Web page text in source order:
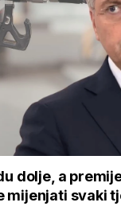
dolje, a
mijenjati svaki